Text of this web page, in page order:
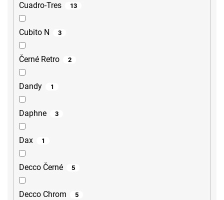
Cuadro-Tres 13
Cubito N 3
Černé Retro 2
Dandy 1
Daphne 3
Dax 1
Decco Černé 5
Decco Chrom 5